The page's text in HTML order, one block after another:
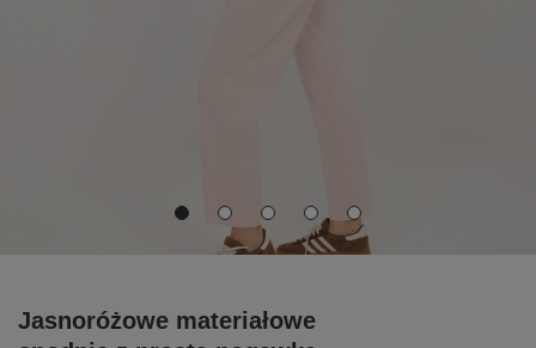
Jasnoróżowe materiałowe